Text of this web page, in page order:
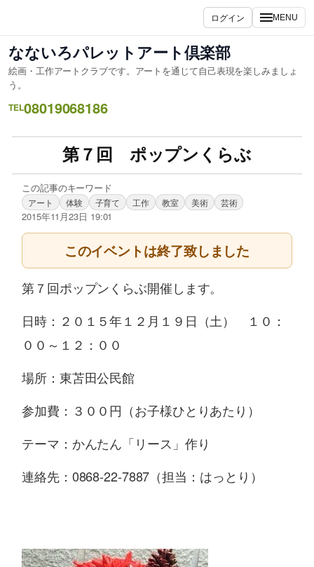
ログイン MENU
なないろパレットアート倶楽部
絵画・工作アートクラブです。アートを通じて自己表現を楽しみましょ
う。
TEL08019068186
第７回 ポップンくらぶ
この記事のキーワード
アート 体験 子育て 工作 教室 美術 芸術
2015年11月23日 19:01
このイベントは終了致しました
第７回ポップンくらぶ開催します。
日時：２０１５年１２月１９日（土） １０：
００～１２：００
場所：東苫田公民館
参加費：３００円（お子様ひとりあたり）
テーマ：かんたん「リース」作り
連絡先：0868-22-7887（担当：はっとり）